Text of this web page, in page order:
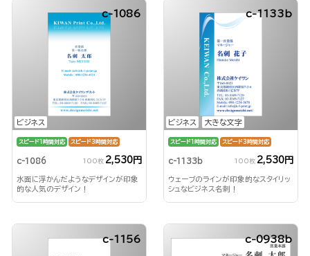
ビジネス
c-1086
スピード1時間対応 スピード3時間対応
c-1086 100枚 2,530円
水面に浮かんだようなデザインが印象
的な人気のデザイン！
ビジネス 大きな文字
c-1133b
スピード1時間対応 スピード3時間対応
c-1133b 100枚 2,530円
ウェーブのラインが印象的なスタイリッ
シュなビジネス名刺！
c-1156 c-0938b